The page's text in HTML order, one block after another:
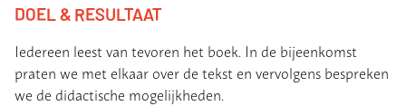
DOEL & RESULTAAT
Iedereen leest van tevoren het boek. In de bijeenkomst
praten we met elkaar over de tekst en vervolgens bespreken
we de didactische mogelijkheden.